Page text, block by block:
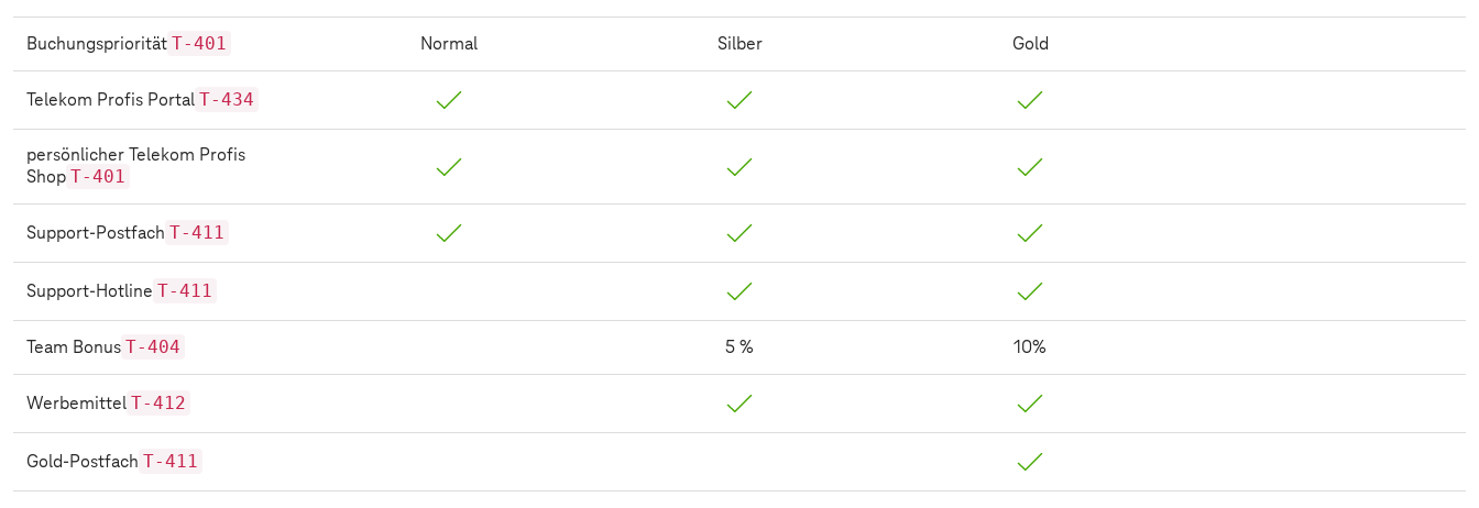
Buchungspriorität T-401 Normal Silber Gold
Telekom Profis Portal T-434
persönlicher Telekom Profis
Shop T-401
Support-Postfach T-411
Support-Hotline T-411
Team Bonus T-404 5 % 10%
Werbemittel T-412
Gold-Postfach T-411